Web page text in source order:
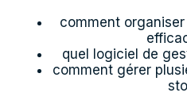
comment
quel logiciel de
comment gérer